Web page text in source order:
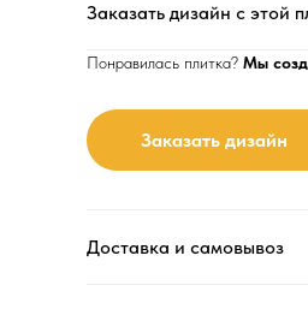
Заказать дизайн с этой
Понравилась плитка? Мы
Заказать дизайн
Доставка и самовывоз